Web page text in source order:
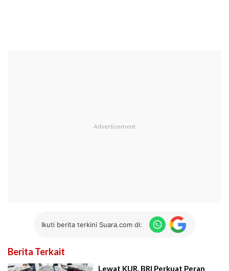
Ikuti berita terkini Suara.com di:
Berita Terkait
Lewat KUR, BRI Perkuat Peran